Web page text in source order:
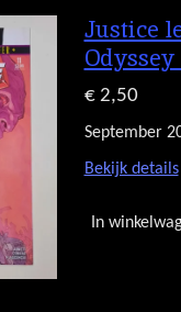
Justice
Odyssey
€ 2,50
September
Bekijk details
In